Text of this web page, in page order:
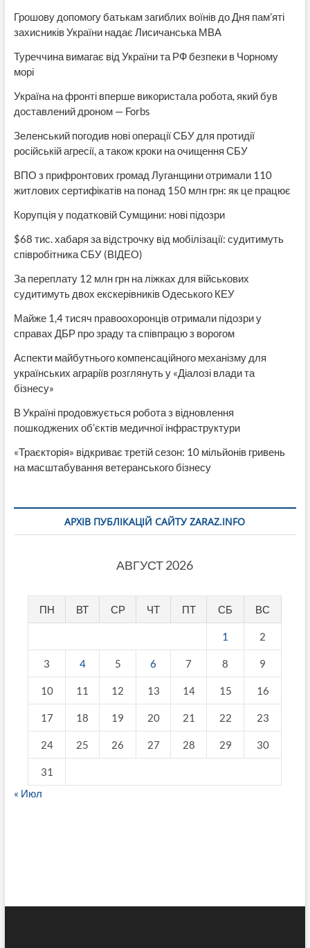
Грошову допомогу батькам загиблих воїнів до Дня пам’яті
захисників України надає Лисичанська МВА
Туреччина вимагає від України та РФ безпеки в Чорному
морі
Україна на фронті вперше використала робота, який був
доставлений дроном — Forbs
Зеленський погодив нові операції СБУ для протидії
російській агресії, а також кроки на очищення СБУ
ВПО з прифронтових громад Луганщини отримали 110
житлових сертифікатів на понад 150 млн грн: як це працює
Корупція у податковій Сумщини: нові підозри
$68 тис. хабаря за відстрочку від мобілізації: судитимуть
співробітника СБУ (ВІДЕО)
За переплату 12 млн грн на ліжках для військових
судитимуть двох екскерівників Одеського КЕУ
Майже 1,4 тисяч правоохоронців отримали підозри у
справах ДБР про зраду та співпрацю з ворогом
Аспекти майбутнього компенсаційного механізму для
українських аграріїв розглянуть у «Діалозі влади та
бізнесу»
В Україні продовжується робота з відновлення
пошкоджених об’єктів медичної інфраструктури
«Траєкторія» відкриває третій сезон: 10 мільйонів гривень
на масштабування ветеранського бізнесу
АРХІВ ПУБЛІКАЦІЙ САЙТУ ZARAZ.INFO
АВГУСТ 2026
ПН ВТ СР ЧТ ПТ СБ ВС
1 2
3 4 5 6 7 8 9
10 11 12 13 14 15 16
17 18 19 20 21 22 23
24 25 26 27 28 29 30
31
« Июл